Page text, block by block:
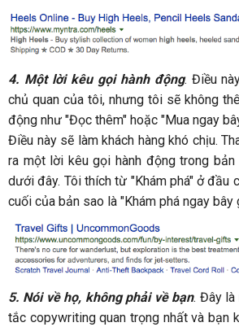
4. Một lời kêu gọi hành động. Điều
chủ quan của tôi, nhưng tôi sẽ không
động như "Đọc thêm" hoặc "Mua ngay
Điều này sẽ làm khách hàng khó chịu.
ra một lời kêu gọi hành động trong
dưới đây. Tôi thích từ "Khám phá" ở đầu
cuối của bản sao là "Khám phá ngay bây
5. Nói về họ, không phải về bạn. Đây là
tắc copywriting quan trọng nhất và bạn